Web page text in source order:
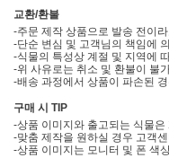
교환/환불
-주문 제작 상품으로 발송 전이
-단순 변심 및 고객님의 책임에
-식물의 특성상 계절 및 지역에
-위 사유로는 취소 및 환불이 불
-배송 과정에서 상품이 파손된
구매 시 TIP
-상품 이미지와 출고되는 식물
-맞춤 제작을 원하실 경우 고객
-상품 이미지는 모니터 및 폰 색